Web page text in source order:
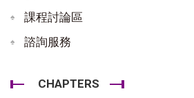
課程討論區
諮詢服務
CHAPTERS